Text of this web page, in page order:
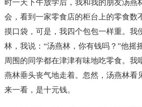
时一天下午放学后，我和我的朋友汤燕
会，看到一家零食店的柜台上的零食数
摸口袋，可是，我四个包包一样重。我
林，我说：“汤燕林，你有钱吗？”他摇
周围的同学都在津津有味地吃零食。我
燕林垂头丧气地走着。忽然，汤燕林看
来一看，是十元钱。